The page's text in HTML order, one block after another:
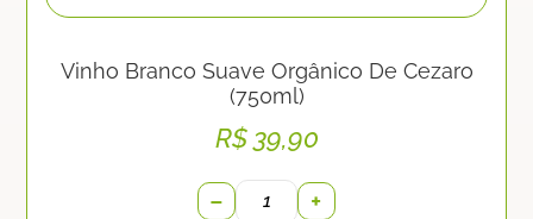
Vinho Branco Suave Orgânico De Cezaro
(750ml)
R$39,90
− +